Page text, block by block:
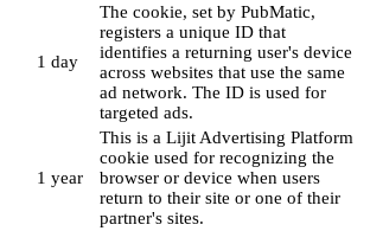
1 day
The cookie, set by PubMatic,
registers a unique ID that
identifies a returning user's device
across websites that use the same
ad network. The ID is used for
targeted ads.
1 year
This is a Lijit Advertising Platform
cookie used for recognizing the
browser or device when users
return to their site or one of their
partner's sites.